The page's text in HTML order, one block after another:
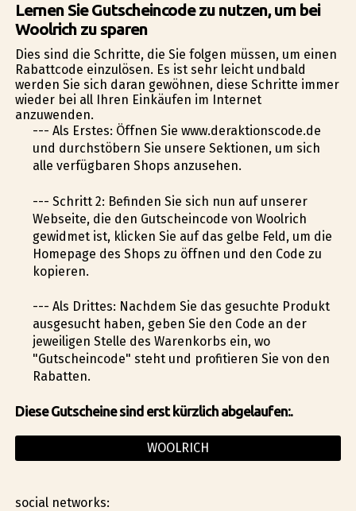
Lernen Sie Gutscheincode zu nutzen, um bei
Woolrich zu sparen
Dies sind die Schritte, die Sie folgen müssen, um einen
Rabattcode einzulösen. Es ist sehr leicht undbald
werden Sie sich daran gewöhnen, diese Schritte immer
wieder bei all Ihren Einkäufen im Internet
anzuwenden.
--- Als Erstes: Öffnen Sie www.deraktionscode.de
und durchstöbern Sie unsere Sektionen, um sich
alle verfügbaren Shops anzusehen.
--- Schritt 2: Befinden Sie sich nun auf unserer
Webseite, die den Gutscheincode von Woolrich
gewidmet ist, klicken Sie auf das gelbe Feld, um die
Homepage des Shops zu öffnen und den Code zu
kopieren.
--- Als Drittes: Nachdem Sie das gesuchte Produkt
ausgesucht haben, geben Sie den Code an der
jeweiligen Stelle des Warenkorbs ein, wo
"Gutscheincode" steht und profitieren Sie von den
Rabatten.
Diese Gutscheine sind erst kürzlich abgelaufen:.
WOOLRICH
social networks: